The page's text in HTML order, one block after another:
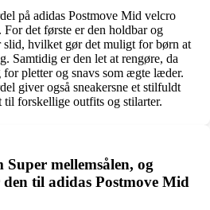
på adidas Postmove Mid velcro
For det første er den holdbar og
slid, hvilket gør det muligt for børn at
Samtidig er den let at rengøre, da
pletter og snavs som ægte læder.
giver også sneakersne et stilfuldt
til forskellige outfits og stilarter.
mellemsålen, og
til adidas Postmove Mid